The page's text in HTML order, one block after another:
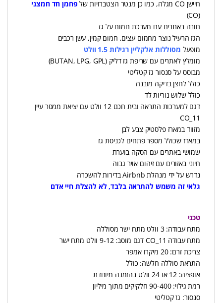
חיישן CO מגלה, כמו כן מנטר הצטברויות של
פחמן חד חמצני
(CO)
חובה באתרים עם מערכת חמום על גז
הגז הרעיל נוצר מחמום עצים, חמום קמין, עשן רכבים
מופעל מסוללות אלקליין רגילות 1.5 וולט
מומלץ לאתרים עם שריפת גז דליק (BUTAN, LPG, GPL)
מבוסס על סנסור גז קטליטי
כולל לחצן בדיקה מובנה
כולל שלוש נוריות לד
דגם למערכות התראה ובית חכם 12 וולט עם יציאת ממסר עיין
CO_11
מזווד במארז פלסטיק צבע לבן
במארז שכולל מספר פתחים לכניסת גז
שמושי באתרים עם הסקה בוערת
חיוני באזורים עם זיהום אויר גבוה
נדרש על ידי מנהלת Airbnb בדירות להשכרה
גלאי זה משמש להתראה בלבד, לא להצלת חיי אדם
טכני
מתח עבודה: 3 וולט מתח ישר מסוללה
מתח עבודה CO_11 דגם מוסב: 9-12 וולט מתח ישר
צריכת זרם: 20 מיקרו אמפר
התראת סוללה חלשה: כולל
אופציה: 12 או 24 וולט בהזמנה מיוחדת
רמת גילוי: 90-400 חלקיקים מתוך מיליון
סנסור: גז קטליטי